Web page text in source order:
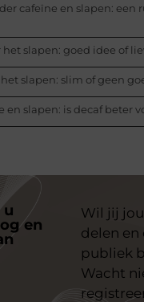
cafeïne en slapen: een
het slapen: goed idee of
slapen: slim of geen
en slapen: is decaf beter
u
en
Wil jij
delen en
publiek
Wacht